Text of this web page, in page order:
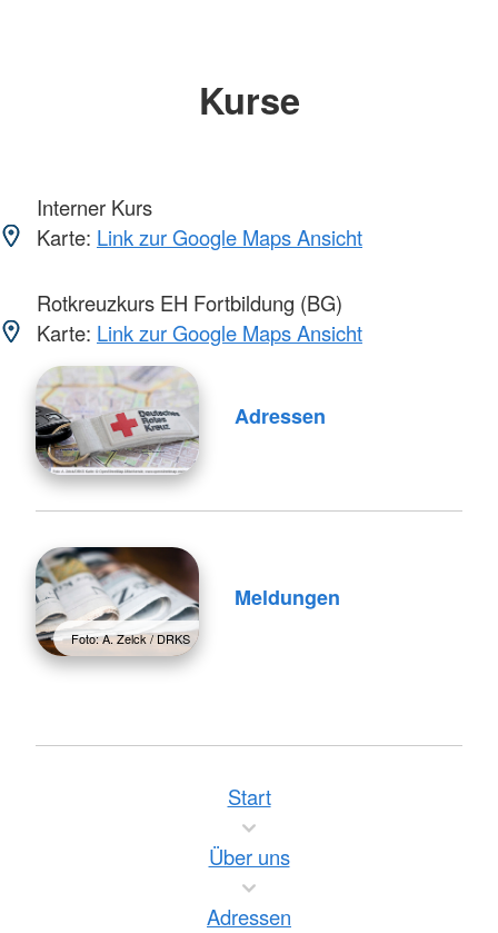
Kurse
Interner Kurs
Karte: Link zur Google Maps Ansicht
Rotkreuzkurs EH Fortbildung (BG)
Karte: Link zur Google Maps Ansicht
Adressen
Foto: A. Zelck / DRKS
Meldungen
Start
Über uns
Adressen